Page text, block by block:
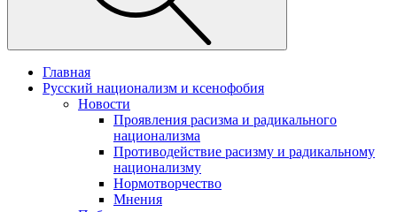
Главная
Русский национализм и ксенофобия
Новости
Проявления расизма и радикального
национализма
Противодействие расизму и радикальному
национализму
Нормотворчество
Мнения